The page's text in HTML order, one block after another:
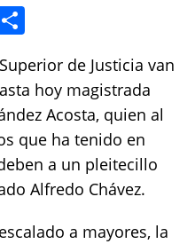
a
re
de Justicia van
hoy magistrada
Acosta, quien al
que ha tenido en
a un pleitecillo
Alfredo Chávez.
a mayores, la